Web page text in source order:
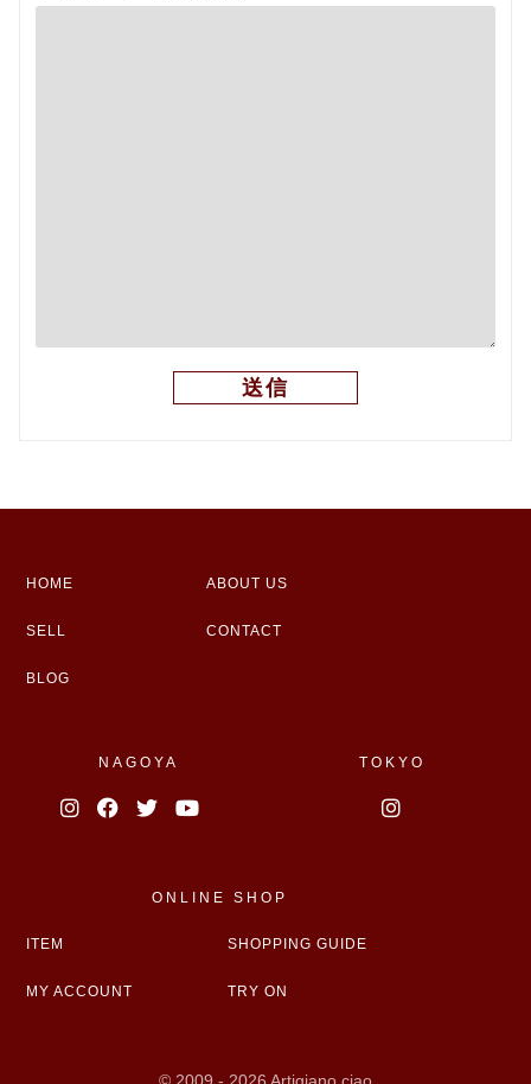
HOME ABOUT US
SELL CONTACT
BLOG
NAGOYA TOKYO
ONLINE SHOP
ITEM SHOPPING GUIDE
MY ACCOUNT TRY ON